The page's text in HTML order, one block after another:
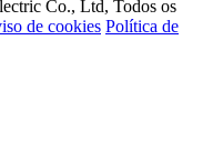
Co., Ltd, Todos os
de cookies Política de